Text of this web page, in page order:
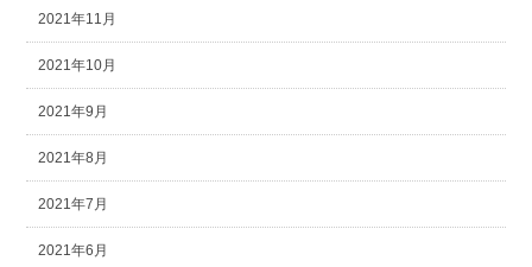
2021年11月
2021年10月
2021年9月
2021年8月
2021年7月
2021年6月